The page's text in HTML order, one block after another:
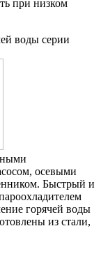
при низком
воды серии
осевыми
Быстрый и
горячей воды
из стали,